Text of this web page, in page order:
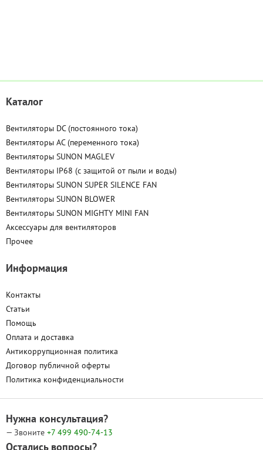
Каталог
Вентиляторы DC (постоянного тока)
Вентиляторы AC (переменного тока)
Вентиляторы SUNON MAGLEV
Вентиляторы IP68 (c защитой от пыли и воды)
Вентиляторы SUNON SUPER SILENCE FAN
Вентиляторы SUNON BLOWER
Вентиляторы SUNON MIGHTY MINI FAN
Аксессуары для вентиляторов
Прочее
Информация
Контакты
Статьи
Помощь
Оплата и доставка
Антикоррупционная политика
Договор публичной оферты
Политика конфиденциальности
Нужна консультация?
— Звоните +7 499 490-74-13
Остались вопросы?